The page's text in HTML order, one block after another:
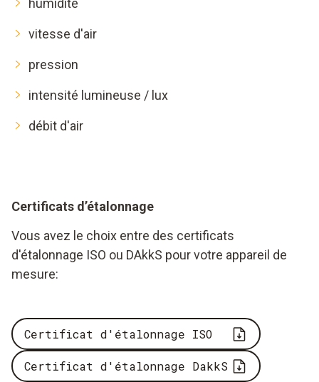
humidité
vitesse d'air
pression
intensité lumineuse / lux
débit d'air
Certificats d’étalonnage
Vous avez le choix entre des certificats
d'étalonnage ISO ou DAkkS pour votre appareil de
mesure:
Certificat d'étalonnage ISO
Certificat d'étalonnage DakkS